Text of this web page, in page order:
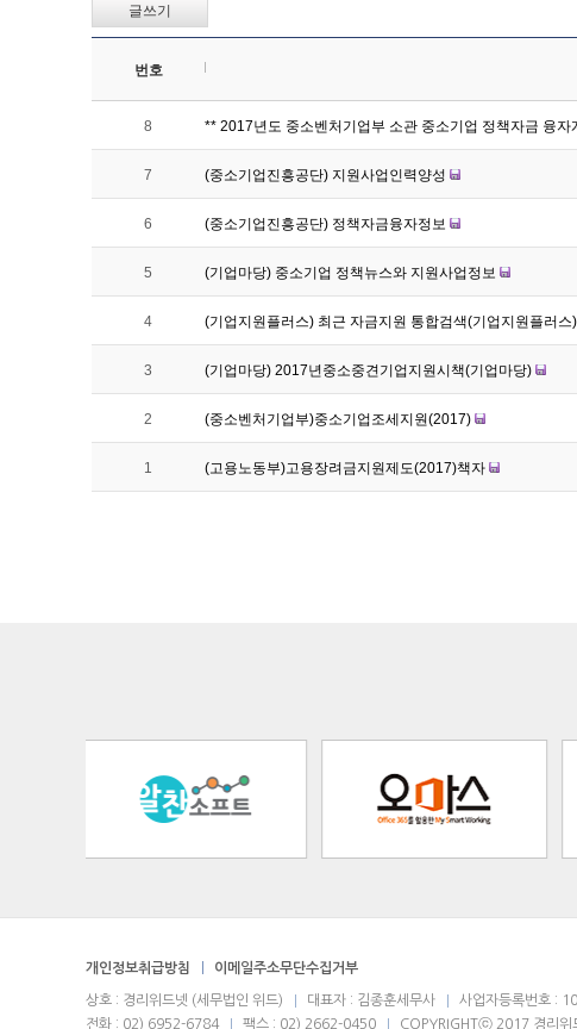
글쓰기
번호
8 ** 2017년도 중소벤처기업부 소관 중소기업 정책자금 융자
7 (중소기업진흥공단) 지원사업인력양성
6 (중소기업진흥공단) 정책자금융자정보
5 (기업마당) 중소기업 정책뉴스와 지원사업정보
4 (기업지원플러스) 최근 자금지원 통합검색(기업지원플러스)
3 (기업마당) 2017년중소중견기업지원시책(기업마당)
2 (중소벤처기업부)중소기업조세지원(2017)
1 (고용노동부)고용장려금지원제도(2017)책자
개인정보취급방침 이메일주소무단수집거부
상호 : 경리위드넷 (세무법인 위드) 대표자 : 김종훈세무사 사업자등록번호 :
전화 : 02) 6952-6784
팩스 : 02) 2662-0450 COPYRIGHTⓒ 2017 경리위